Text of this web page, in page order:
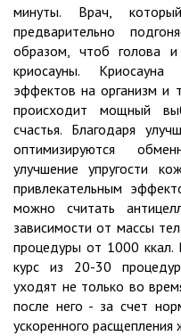
минуты. Врач,
предварительно
образом, чтоб голова
криосауны.
эффектов на организм и
происходит мощный
счастья. Благодаря
оптимизируются
улучшение упругости
привлекательным
можно считать
зависимости от массы
процедуры от 1000
курс из 20-30
уходят не только во
после него - за счет
ускоренного расщепления